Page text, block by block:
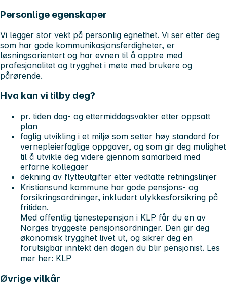
Personlige egenskaper
Vi legger stor vekt på personlig egnethet. Vi ser etter deg
som har gode kommunikasjonsferdigheter, er
løsningsorientert og har evnen til å opptre med
profesjonalitet og trygghet i møte med brukere og
pårørende.
Hva kan vi tilby deg?
pr. tiden dag- og ettermiddagsvakter etter oppsatt
plan
faglig utvikling i et miljø som setter høy standard for
vernepleierfaglige oppgaver, og som gir deg mulighet
til å utvikle deg videre gjennom samarbeid med
erfarne kollegaer
dekning av flytteutgifter etter vedtatte retningslinjer
Kristiansund kommune har gode pensjons- og
forsikringsordninger, inkludert ulykkesforsikring på
fritiden.
Med offentlig tjenestepensjon i KLP får du en av
Norges tryggeste pensjonsordninger. Den gir deg
økonomisk trygghet livet ut, og sikrer deg en
forutsigbar inntekt den dagen du blir pensjonist. Les
mer her: KLP
Øvrige vilkår